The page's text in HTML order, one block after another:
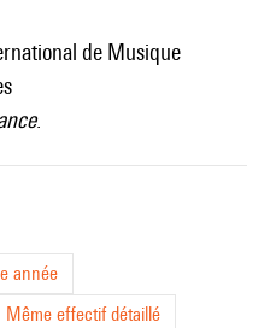
de Musique
.
année
Même effectif détaillé